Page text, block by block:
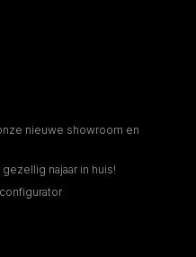
nieuwe showroom en
najaar in huis!